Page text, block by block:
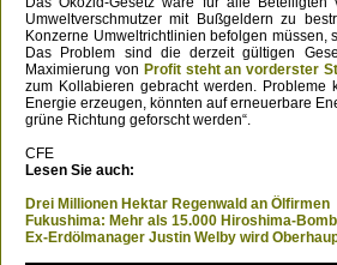
Umweltverschmutzer mit Bußgeldern zu
Konzerne Umweltrichtlinien befolgen
Das Problem sind die derzeit gültigen
Maximierung von Profit steht an vorderster
zum Kollabieren gebracht werden.
Energie erzeugen, könnten auf erneuerbare
grüne Richtung geforscht werden“.
CFE
Lesen Sie auch:
Drei Millionen Hektar Regenwald an Ölfirmen
Fukushima: Mehr als 15.000 Hiroshima-
Ex-Erdölmanager Justin Welby wird